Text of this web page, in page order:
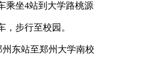
乘坐4站到大学路桃源
，步行至校园。
州东站至郑州大学南校